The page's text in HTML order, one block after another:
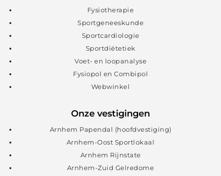
Fysiotherapie
Sportgeneeskunde
Sportcardiologie
Sportdiëtetiek
Voet- en loopanalyse
Fysiopol en Combipol
Webwinkel
Onze vestigingen
Arnhem Papendal (hoofdvestiging)
Arnhem-Oost Sportlokaal
Arnhem Rijnstate
Arnhem-Zuid Gelredome